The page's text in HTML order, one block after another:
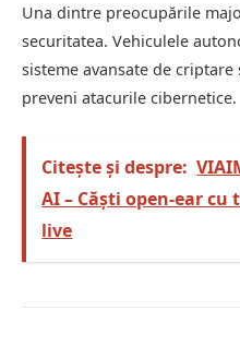
Una dintre preocupările
securitatea. Vehiculele
sisteme avansate de
preveni atacurile cibernetice.
Citește și despre:
AI – Căști open-ear
live